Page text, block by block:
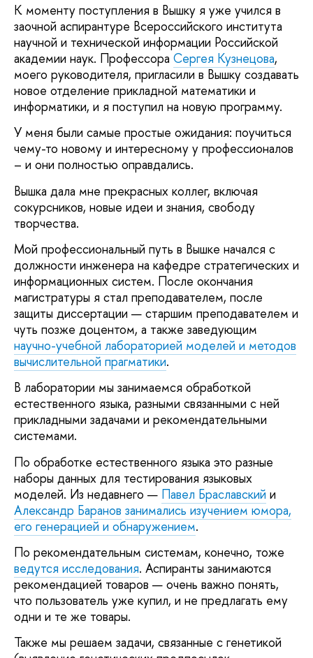
К моменту поступления в Вышку я уже учился в
заочной аспирантуре Всероссийского института
научной и технической информации Российской
академии наук. Профессора Сергея Кузнецова,
моего руководителя, пригласили в Вышку создавать
новое отделение прикладной математики и
информатики, и я поступил на новую программу.
У меня были самые простые ожидания: поучиться
чему-то новому и интересному у профессионалов
– и они полностью оправдались.
Вышка дала мне прекрасных коллег, включая
сокурсников, новые идеи и знания, свободу
творчества.
Мой профессиональный путь в Вышке начался с
должности инженера на кафедре стратегических и
информационных систем. После окончания
магистратуры я стал преподавателем, после
защиты диссертации — старшим преподавателем и
чуть позже доцентом, а также заведующим
научно-учебной лабораторией моделей и методов
вычислительной прагматики.
В лаборатории мы занимаемся обработкой
естественного языка, разными связанными с ней
прикладными задачами и рекомендательными
системами.
По обработке естественного языка это разные
наборы данных для тестирования языковых
моделей. Из недавнего — Павел Браславский и
Александр Баранов занимались изучением юмора,
его генерацией и обнаружением.
По рекомендательным системам, конечно, тоже
ведутся исследования. Аспиранты занимаются
рекомендацией товаров — очень важно понять,
что пользователь уже купил, и не предлагать ему
одни и те же товары.
Также мы решаем задачи, связанные с генетикой